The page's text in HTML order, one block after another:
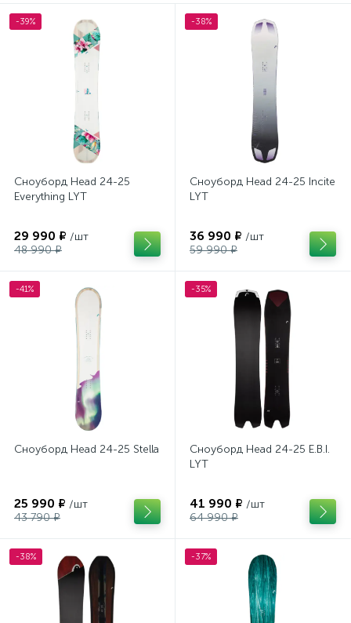
-39%
Сноуборд Head 24-25
Everything LYT
29 990 ₽ /шт
48 990 ₽
-38%
Сноуборд Head 24-25 Incite
LYT
36 990 ₽ /шт
59 990 ₽
-41%
Сноуборд Head 24-25 Stella
25 990 ₽ /шт
43 790 ₽
-35%
Сноуборд Head 24-25 E.B.I.
LYT
41 990 ₽ /шт
64 990 ₽
-38% -37%